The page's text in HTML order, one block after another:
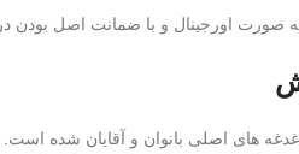
صورت اورجینال و با ضمانت اصل بودن
های اصلی بانوان و آقایان شده است.